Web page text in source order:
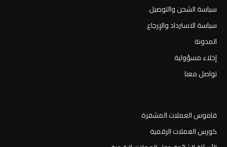
سياسة الشحن والتوصيل
سياسة الاسترداد والإرجاع
المدونة
إخلاء مسؤولية
تواصل معنا
قاموس العملات المشفرة
كورس العملات الرقمية